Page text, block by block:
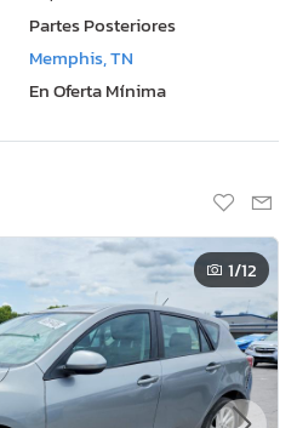
Partes Posteriores
Memphis, TN
En Oferta Mínima
1/12